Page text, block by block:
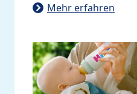
Mehr erfahren